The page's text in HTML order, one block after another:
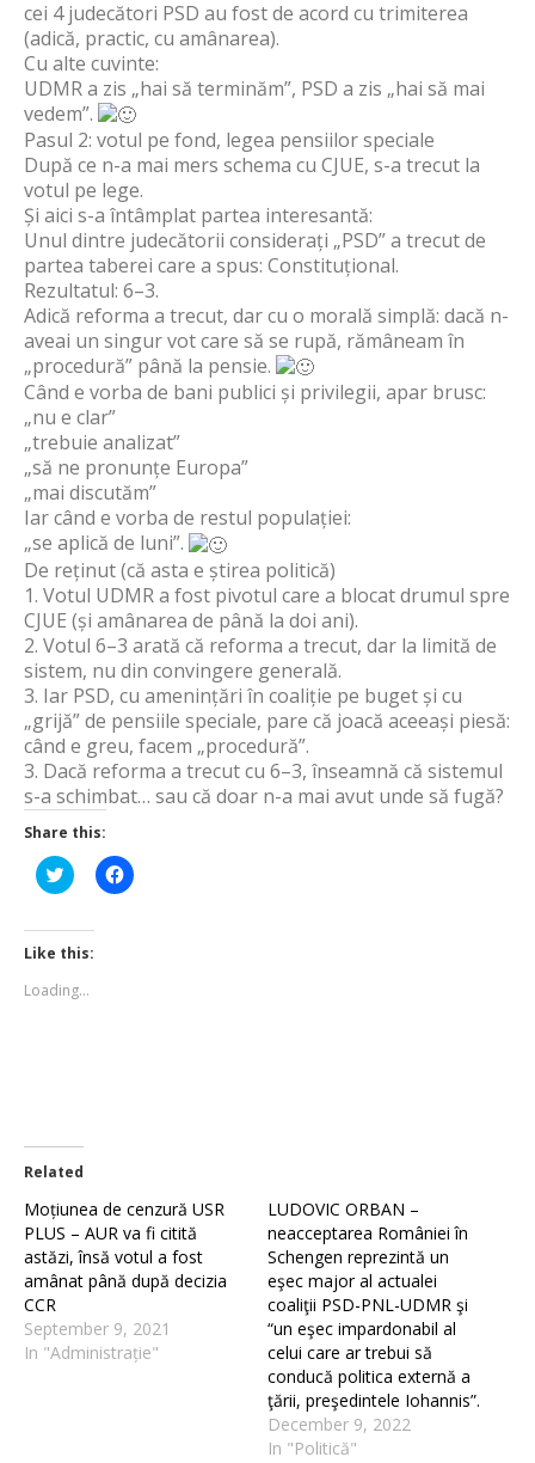
cei 4 judecători PSD au fost de acord cu trimiterea
(adică, practic, cu amânarea).
Cu alte cuvinte:
UDMR a zis „hai să terminăm”, PSD a zis „hai să mai
vedem”.
Pasul 2: votul pe fond, legea pensiilor speciale
După ce n-a mai mers schema cu CJUE, s-a trecut la
votul pe lege.
Și aici s-a întâmplat partea interesantă:
Unul dintre judecătorii considerați „PSD” a trecut de
partea taberei care a spus: Constituțional.
Rezultatul: 6–3.
Adică reforma a trecut, dar cu o morală simplă: dacă n-
aveai un singur vot care să se rupă, rămâneam în
„procedură” până la pensie.
Când e vorba de bani publici și privilegii, apar brusc:
„nu e clar”
„trebuie analizat”
„să ne pronunțe Europa”
„mai discutăm”
Iar când e vorba de restul populației:
„se aplică de luni”.
De reținut (că asta e știrea politică)
1. Votul UDMR a fost pivotul care a blocat drumul spre
CJUE (și amânarea de până la doi ani).
2. Votul 6–3 arată că reforma a trecut, dar la limită de
sistem, nu din convingere generală.
3. Iar PSD, cu amenințări în coaliție pe buget și cu
„grijă” de pensiile speciale, pare că joacă aceeași piesă:
când e greu, facem „procedură”.
3. Dacă reforma a trecut cu 6–3, înseamnă că sistemul
s-a schimbat… sau că doar n-a mai avut unde să fugă?
Share this:
Click
to
Twitter
(Opens
in
window)
Click
to
Like this:
Loading...
Related
Moțiunea de cenzură USR
PLUS – AUR va fi citită
astăzi, însă votul a fost
amânat până după decizia
CCR
September 9, 2021
In "Administrație"
LUDOVIC ORBAN –
neacceptarea României în
Schengen reprezintă un
eşec major al actualei
coaliţii PSD-PNL-UDMR şi
“un eşec impardonabil al
celui care ar trebui să
conducă politica externă a
ţării, preşedintele Iohannis”.
December 9, 2022
In "Politică"